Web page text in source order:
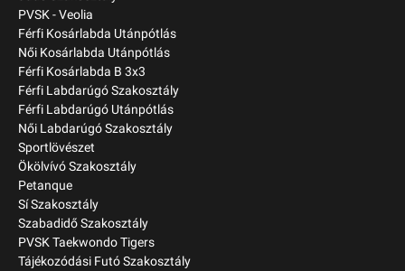
PVSK - Veolia
Férfi Kosárlabda Utánpótlás
Női Kosárlabda Utánpótlás
Férfi Kosárlabda B 3x3
Férfi Labdarúgó Szakosztály
Férfi Labdarúgó Utánpótlás
Női Labdarúgó Szakosztály
Sportlövészet
Ökölvívó Szakosztály
Petanque
Sí Szakosztály
Szabadidő Szakosztály
PVSK Taekwondo Tigers
Tájékozódási Futó Szakosztály